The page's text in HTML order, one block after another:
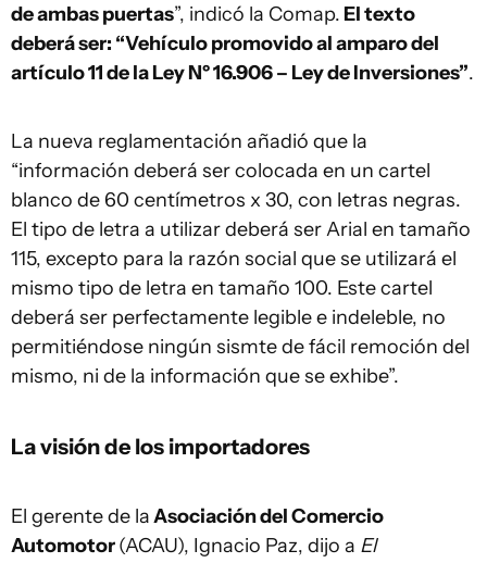
de ambas puertas”, indicó la Comap. El texto
deberá ser: “Vehículo promovido al amparo del
artículo 11 de la Ley Nº 16.906 – Ley de Inversiones”.
La nueva reglamentación añadió que la
“información deberá ser colocada en un cartel
blanco de 60 centímetros x 30, con letras negras.
El tipo de letra a utilizar deberá ser Arial en tamaño
115, excepto para la razón social que se utilizará el
mismo tipo de letra en tamaño 100. Este cartel
deberá ser perfectamente legible e indeleble, no
permitiéndose ningún sismte de fácil remoción del
mismo, ni de la información que se exhibe”.
La visión de los importadores
El gerente de laAsociación del Comercio
Automotor(ACAU), Ignacio Paz, dijo a El